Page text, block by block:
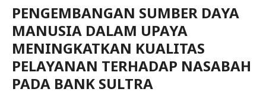
PENGEMBANGAN SUMBER DAYA
MANUSIA DALAM UPAYA
MENINGKATKAN KUALITAS
PELAYANAN TERHADAP NASABAH
PADA BANK SULTRA